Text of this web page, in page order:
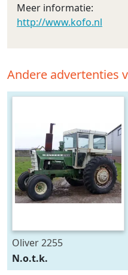
Meer informatie:
http://www.kofo.nl
Andere advertenties
Oliver 2255
N.o.t.k.